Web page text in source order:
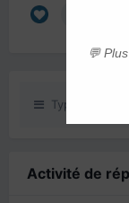
Type de
Activité de